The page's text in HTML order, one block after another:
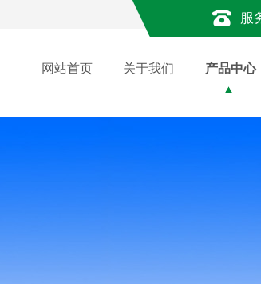
服
网站首页 关于我们 产品中心